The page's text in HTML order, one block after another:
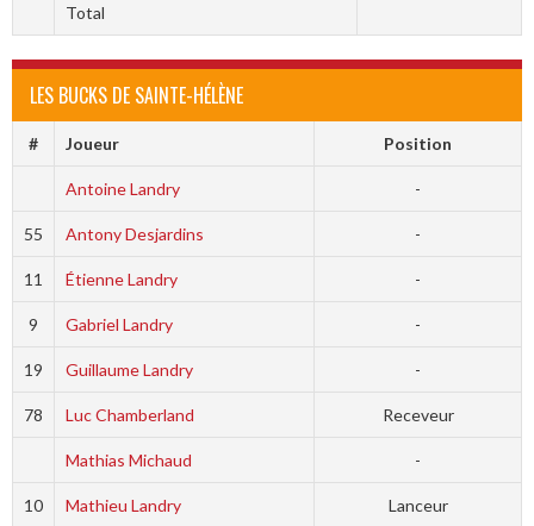
Total
LES BUCKS DE SAINTE-HÉLÈNE
# Joueur Position
Antoine Landry -
55 Antony Desjardins -
11 Étienne Landry -
9 Gabriel Landry -
19 Guillaume Landry -
78 Luc Chamberland Receveur
Mathias Michaud -
10 Mathieu Landry Lanceur